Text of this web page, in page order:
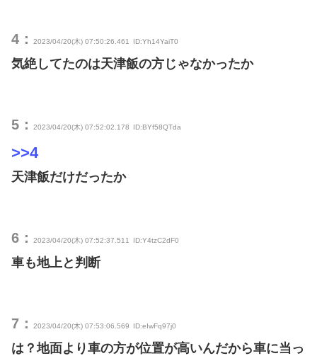
4： 2023/04/20(木) 07:50:26.461 ID:Yh14YaiT0
気絶してたのは天津飯の方じゃなかったか
5： 2023/04/20(木) 07:52:02.178 ID:BYf58QTda
>>4
天津飯だけだったか
6： 2023/04/20(木) 07:52:37.511 ID:Y4tzC2dF0
車も地上と判断
7： 2023/04/20(木) 07:53:06.569 ID:eIwFq97j0
は？地面より車の方が位置が高いんだから車に当っ